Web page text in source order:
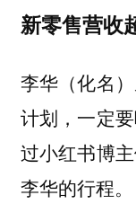
新零售营收
李华（化名
计划，一定
过小红书博
李华的行程。